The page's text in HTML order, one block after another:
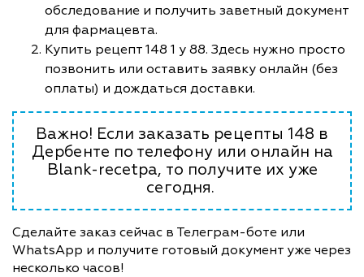
обследование и получить заветный документ
для фармацевта.
Купить рецепт 148 1 у 88. Здесь нужно просто
позвонить или оставить заявку онлайн (без
оплаты) и дождаться доставки.
Важно! Если заказать рецепты 148 в
Дербенте по телефону или онлайн на
Blank-recetpa, то получите их уже
сегодня.
Сделайте заказ сейчас в Телеграм-боте или
WhatsApp и получите готовый документ уже через
несколько часов!